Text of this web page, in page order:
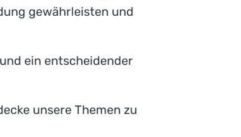
gewährleisten und
ein entscheidender
unsere Themen zu